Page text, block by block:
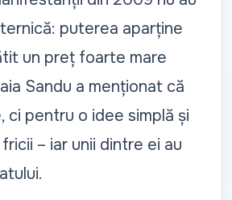
puterea aparține
un preț foarte mare
Sandu a menționat că
pentru o idee simplă și
– iar unii dintre ei au